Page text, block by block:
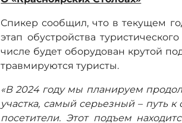
Спикер сообщил, что в текущем
этап обустройства
числе будет оборудован крутой
травмируются туристы.
«В 2024 году мы планируем
участка, самый серьезный – путь
посетители. Этот подъем